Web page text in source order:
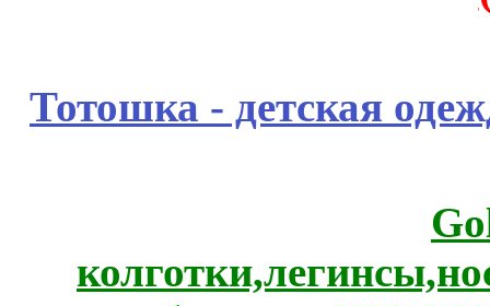
Тотошка - детская